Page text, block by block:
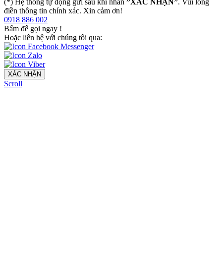
(*) Hệ thống tự động gửi sau khi nhấn ”XÁC NHẬN”. Vui lòng
điền thông tin chính xác. Xin cảm ơn!
0918 886 002
Bấm để gọi ngay !
Hoặc liên hệ với chúng tôi qua:
XÁC NHẬN
Scroll